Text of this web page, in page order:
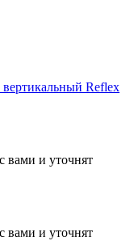
Reflex
вами и уточнят
вами и уточнят